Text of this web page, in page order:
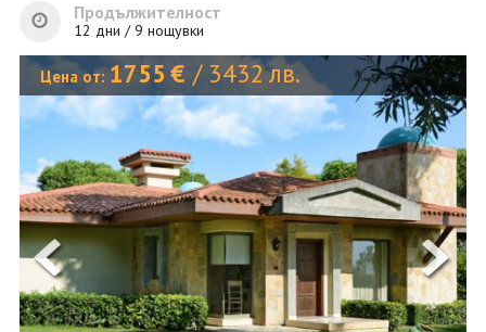
ЕКЗОТИКА
ЕКСКУРЗИИ
ЗА НАС
КОНТАКТИ
ФИРМЕНИ ДОКУМЕНТИ
0700 144 34 Запитване
Продължителност
12 дни / 9 нощувки
Цена от: 1755 € / 3432лв.